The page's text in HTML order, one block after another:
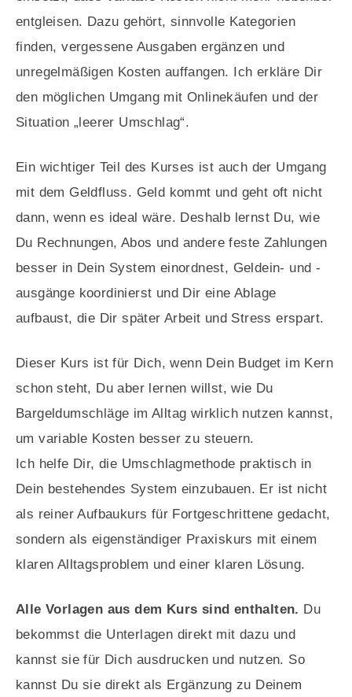
entgleisen. Dazu gehört, sinnvolle Kategorien
finden, vergessene Ausgaben ergänzen und
unregelmäßigen Kosten auffangen. Ich erkläre Dir
den möglichen Umgang mit Onlinekäufen und der
Situation „leerer Umschlag“.
Ein wichtiger Teil des Kurses ist auch der Umgang
mit dem Geldfluss. Geld kommt und geht oft nicht
dann, wenn es ideal wäre. Deshalb lernst Du, wie
Du Rechnungen, Abos und andere feste Zahlungen
besser in Dein System einordnest, Geldein- und -
ausgänge koordinierst und Dir eine Ablage
aufbaust, die Dir später Arbeit und Stress erspart.
Dieser Kurs ist für Dich, wenn Dein Budget im Kern
schon steht, Du aber lernen willst, wie Du
Bargeldumschläge im Alltag wirklich nutzen kannst,
um variable Kosten besser zu steuern.
Ich helfe Dir, die Umschlagmethode praktisch in
Dein bestehendes System einzubauen. Er ist nicht
als reiner Aufbaukurs für Fortgeschrittene gedacht,
sondern als eigenständiger Praxiskurs mit einem
klaren Alltagsproblem und einer klaren Lösung.
Alle Vorlagen aus dem Kurs sind enthalten. Du
bekommst die Unterlagen direkt mit dazu und
kannst sie für Dich ausdrucken und nutzen. So
kannst Du sie direkt als Ergänzung zu Deinem